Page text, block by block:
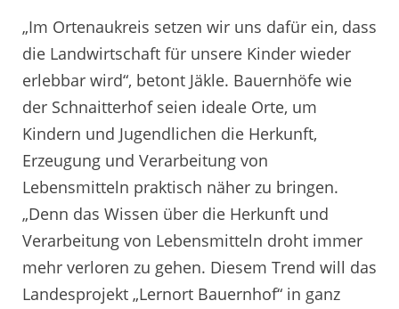
„Im Ortenaukreis setzen wir uns dafür ein, dass
die Landwirtschaft für unsere Kinder wieder
erlebbar wird“, betont Jäkle. Bauernhöfe wie
der Schnaitterhof seien ideale Orte, um
Kindern und Jugendlichen die Herkunft,
Erzeugung und Verarbeitung von
Lebensmitteln praktisch näher zu bringen.
„Denn das Wissen über die Herkunft und
Verarbeitung von Lebensmitteln droht immer
mehr verloren zu gehen. Diesem Trend will das
Landesprojekt „Lernort Bauernhof“ in ganz